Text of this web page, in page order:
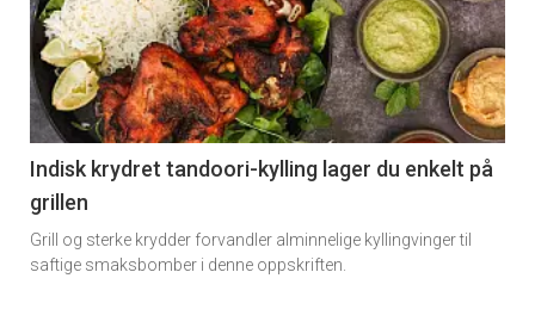
detail
-
section
11
Dagens
rett
Indisk krydret tandoori-kylling lager du enkelt på
grillen
Grill og sterke krydder forvandler alminnelige kyllingvinger til
saftige smaksbomber i denne oppskriften.